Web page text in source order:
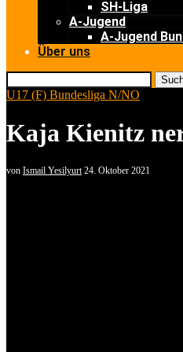
SH-Liga
A-Jugend
A-Jugend
Über uns
U17 (F) Bundesliga N/NO
Kaja Kienitz
von Ismail Yesilyurt 24. Oktober 2021